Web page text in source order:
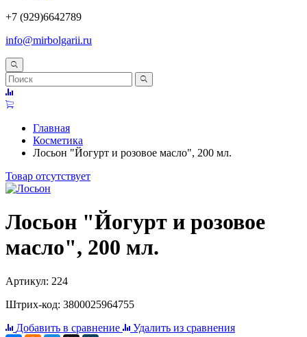
+7 (929)6642789
info@mirbolgarii.ru
Главная
Косметика
Лосьон "Йогурт и розовое масло", 200 мл.
Товар отсутствует
Лосьон "Йогурт и розовое
масло", 200 мл.
Артикул: 224
Штрих-код: 3800025964755
Добавить в сравнение
Удалить из сравнения